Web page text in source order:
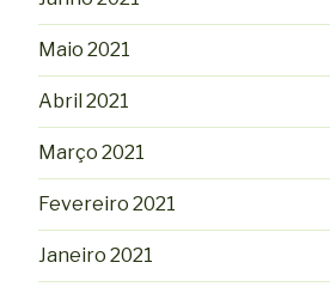
Maio 2021
Abril 2021
Março 2021
Fevereiro 2021
Janeiro 2021